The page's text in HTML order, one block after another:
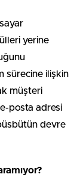
yerine
sürecine ilişkin
müşteri
e-posta adresi
devre